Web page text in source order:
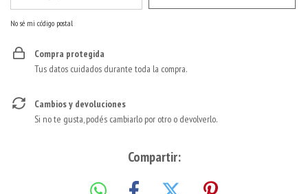
No sé mi código postal
Compra protegida
Tus datos cuidados durante toda la compra.
Cambios y devoluciones
Si no te gusta, podés cambiarlo por otro o devolverlo.
Compartir: